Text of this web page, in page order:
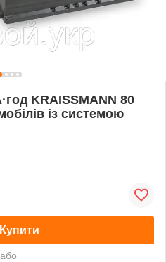
KRAISSMANN 80
із системою
Купити
або